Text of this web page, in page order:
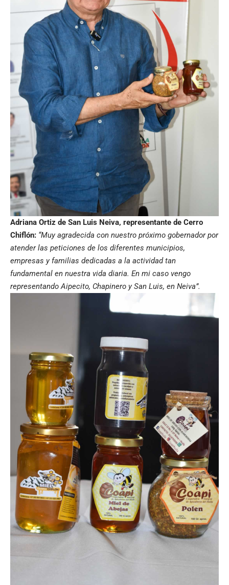
Adriana Ortiz de San Luis Neiva, representante de Cerro
Chiflón: “Muy agradecida con nuestro próximo gobernador por
atender las peticiones de los diferentes municipios,
empresas y familias dedicadas a la actividad tan
fundamental en nuestra vida diaria. En mi caso vengo
representando Aipecito, Chapinero y San Luis, en Neiva”.